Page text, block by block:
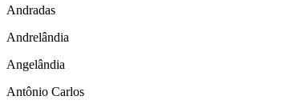
Andradas
Andrelândia
Angelândia
Antônio Carlos